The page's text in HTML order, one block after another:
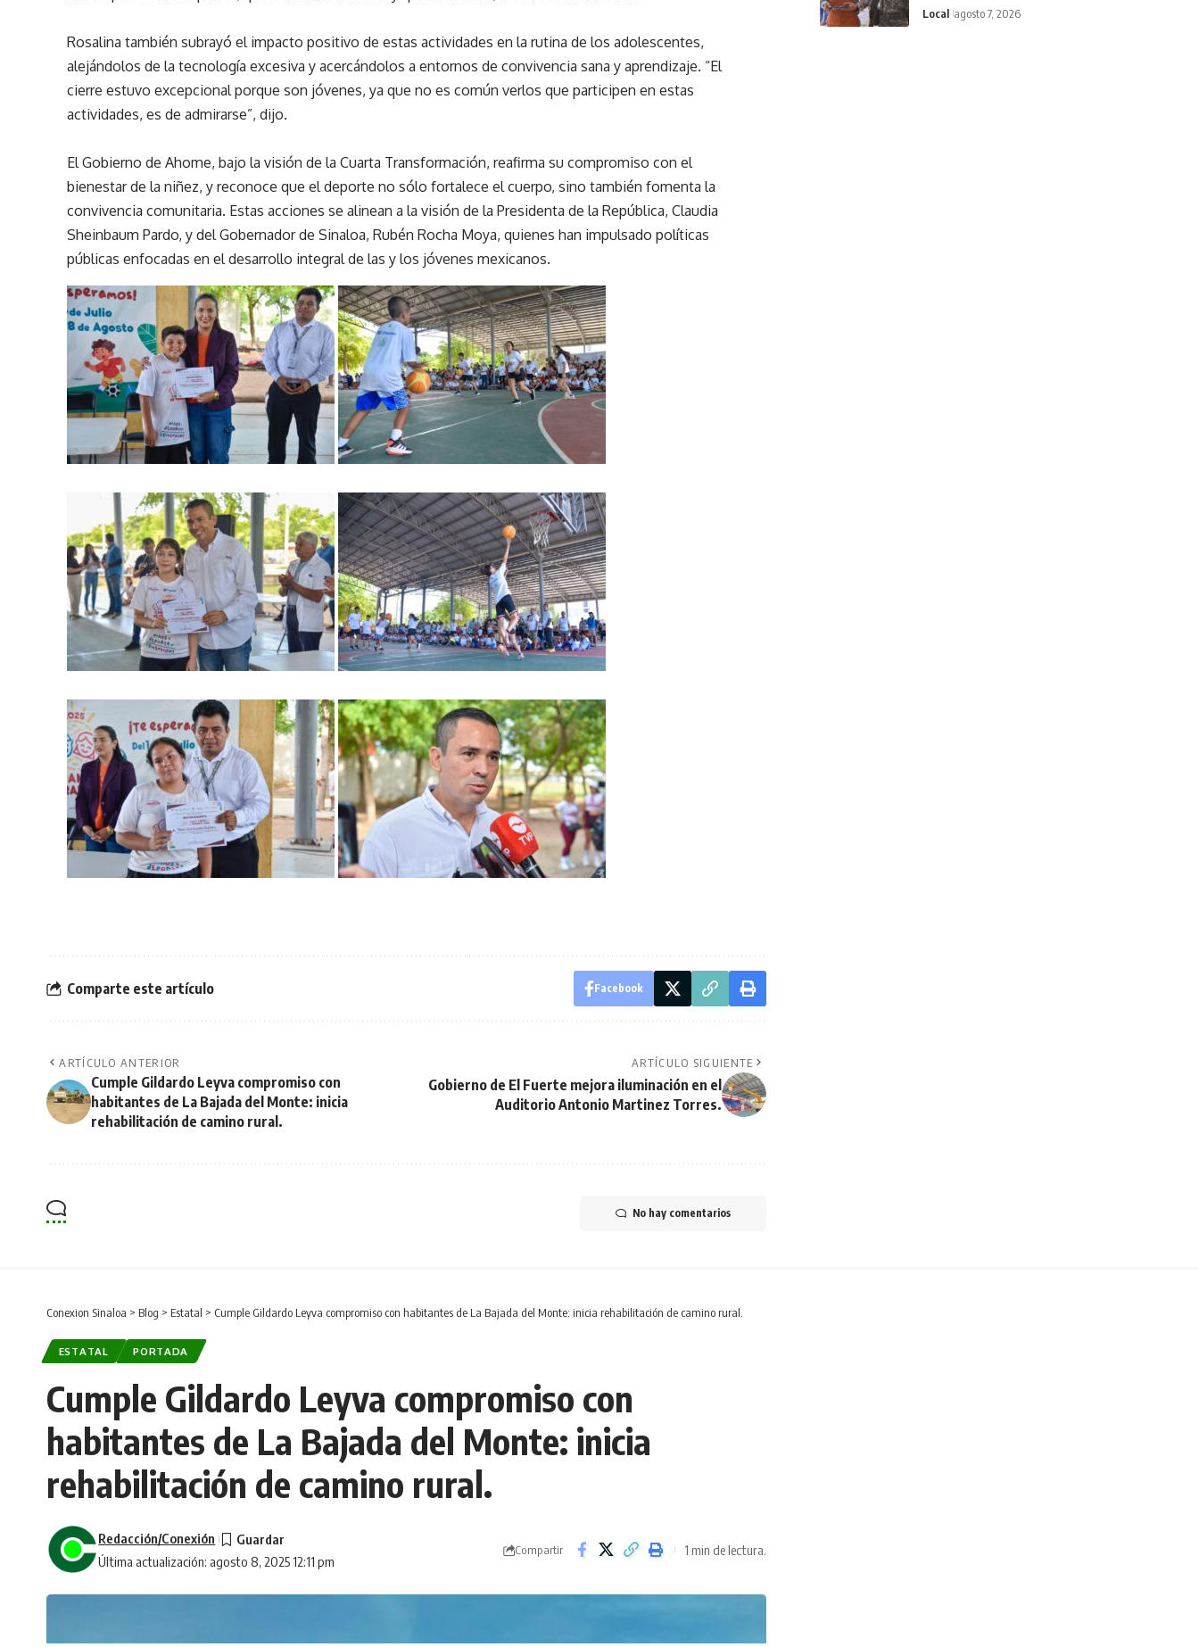
Rosalina también subrayó el impacto positivo de estas actividades en la rutina de los adolescentes,
alejándolos de la tecnología excesiva y acercándolos a entornos de convivencia sana y aprendizaje. “El
cierre estuvo excepcional porque son jóvenes, ya que no es común verlos que participen en estas
actividades, es de admirarse”, dijo.
El Gobierno de Ahome, bajo la visión de la Cuarta Transformación, reafirma su compromiso con el
bienestar de la niñez, y reconoce que el deporte no sólo fortalece el cuerpo, sino también fomenta la
convivencia comunitaria. Estas acciones se alinean a la visión de la Presidenta de la República, Claudia
Sheinbaum Pardo, y del Gobernador de Sinaloa, Rubén Rocha Moya, quienes han impulsado políticas
públicas enfocadas en el desarrollo integral de las y los jóvenes mexicanos.
Comparte este artículo Facebook
ARTÍCULO ANTERIOR
Cumple Gildardo Leyva compromiso con
habitantes de La Bajada del Monte: inicia
rehabilitación de camino rural.
ARTÍCULO SIGUIENTE
Gobierno de El Fuerte mejora iluminación en el
Auditorio Antonio Martinez Torres.
No hay comentarios
Local agosto 7, 2026
Conexion Sinaloa > Blog > Estatal > Cumple Gildardo Leyva compromiso con habitantes de La Bajada del Monte: inicia rehabilitación de camino rural.
ESTATAL PORTADA
Cumple Gildardo Leyva compromiso con
habitantes de La Bajada del Monte: inicia
rehabilitación de camino rural.
Última actualización: agosto 8, 2025 12:11 pm
Redacción/Conexión
Compartir 1 min de lectura.